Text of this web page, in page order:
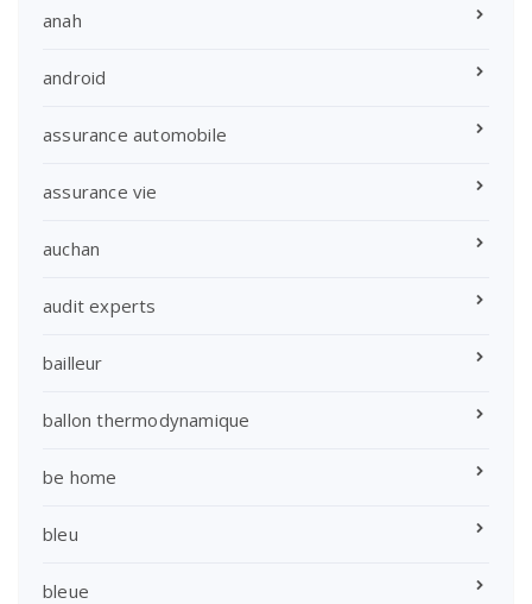
anah
android
assurance automobile
assurance vie
auchan
audit experts
bailleur
ballon thermodynamique
be home
bleu
bleue